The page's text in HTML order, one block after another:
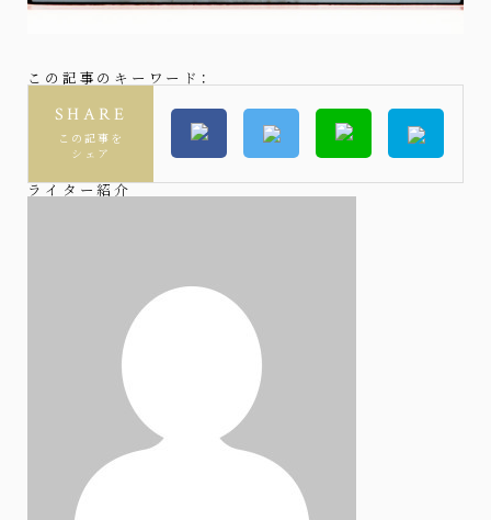
この記事のキーワード：
SHARE
この記事を
シェア
ライター紹介